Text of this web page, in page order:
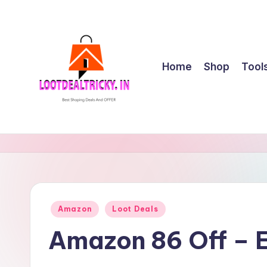
l
o
oShopping
Offers
Home Shop
Posted
Amazon Loot Deals
Amazon 86 Off –